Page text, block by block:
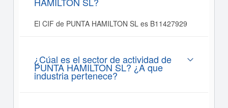
El CIF de PUNTA HAMILTON SL es B11427929
¿Cúal es el sector de actividad de
PUNTA HAMILTON SL? ¿A que
industria pertenece?